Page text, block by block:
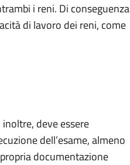
i reni. Di conseguenza
di lavoro dei reni, come
deve essere
dell’esame, almeno
documentazione